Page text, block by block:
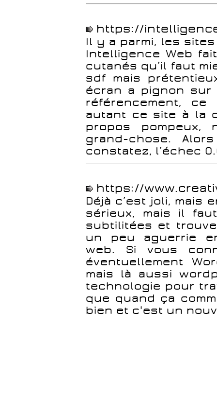
https://
Il y a parmi, les
Intelligence Web
cutanés qu’il faut
sdf mais
écran a pignon
référencement,
autant ce site à la
propos pompeux,
grand-chose.
constatez, l’échec
https://
Déjà c’est joli, mais
sérieux, mais il
subtilitées et
un peu aguerrie
web. Si vous
éventuellement
mais là aussi
technologie pour
que quand ça
bien et c'est un